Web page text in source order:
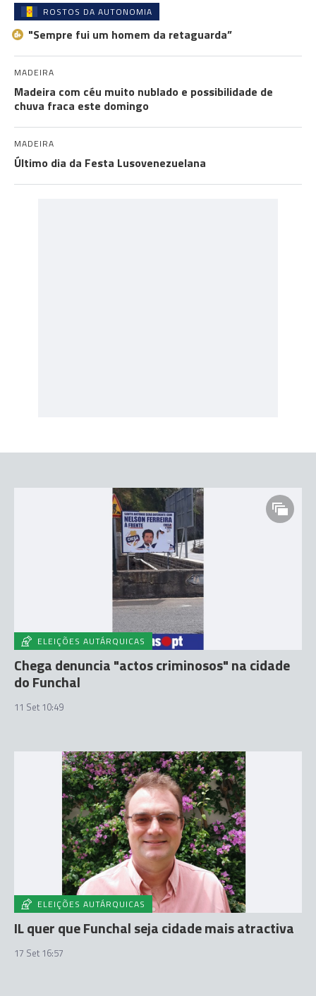
ROSTOS DA AUTONOMIA
"Sempre fui um homem da retaguarda”
MADEIRA
Madeira com céu muito nublado e possibilidade de
chuva fraca este domingo
MADEIRA
Último dia da Festa Lusovenezuelana
ELEIÇÕES AUTÁRQUICAS
Chega denuncia "actos criminosos" na cidade
do Funchal
11 Set 10:49
ELEIÇÕES AUTÁRQUICAS
IL quer que Funchal seja cidade mais atractiva
17 Set 16:57